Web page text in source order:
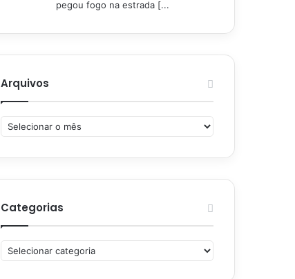
pegou fogo na estrada [...
Arquivos
Arquivos
Categorias
Categorias